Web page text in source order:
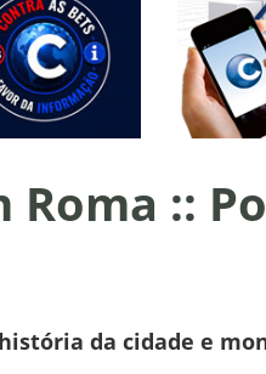
::
da cidade e